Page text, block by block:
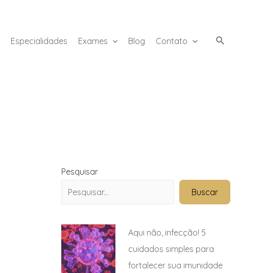
Especialidades Exames Blog Contato
Pesquisar
Buscar
Aqui não, infecção! 5
cuidados simples para
fortalecer sua imunidade